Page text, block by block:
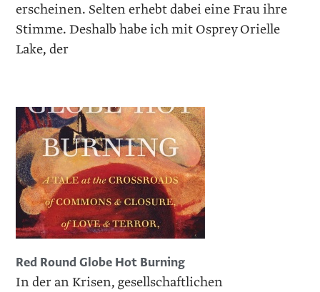
erscheinen. Selten erhebt dabei eine Frau ihre
Stimme. Deshalb habe ich mit Osprey Orielle
Lake, der
Red Round Globe Hot Burning
In der an Krisen, gesellschaftlichen